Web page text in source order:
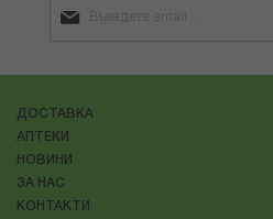
ДОСТАВКА
АПТЕКИ
НОВИНИ
ЗА НАС
КОНТАКТИ